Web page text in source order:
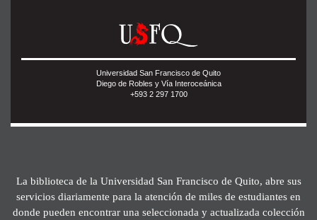
Universidad San Francisco de Quito
Diego de Robles y Vía Interoceánica
+593 2 297 1700
La biblioteca de la Universidad San Francisco de Quito, abre sus
servicios diariamente para la atención de miles de estudiantes en
donde pueden encontrar una seleccionada y actualizada colección